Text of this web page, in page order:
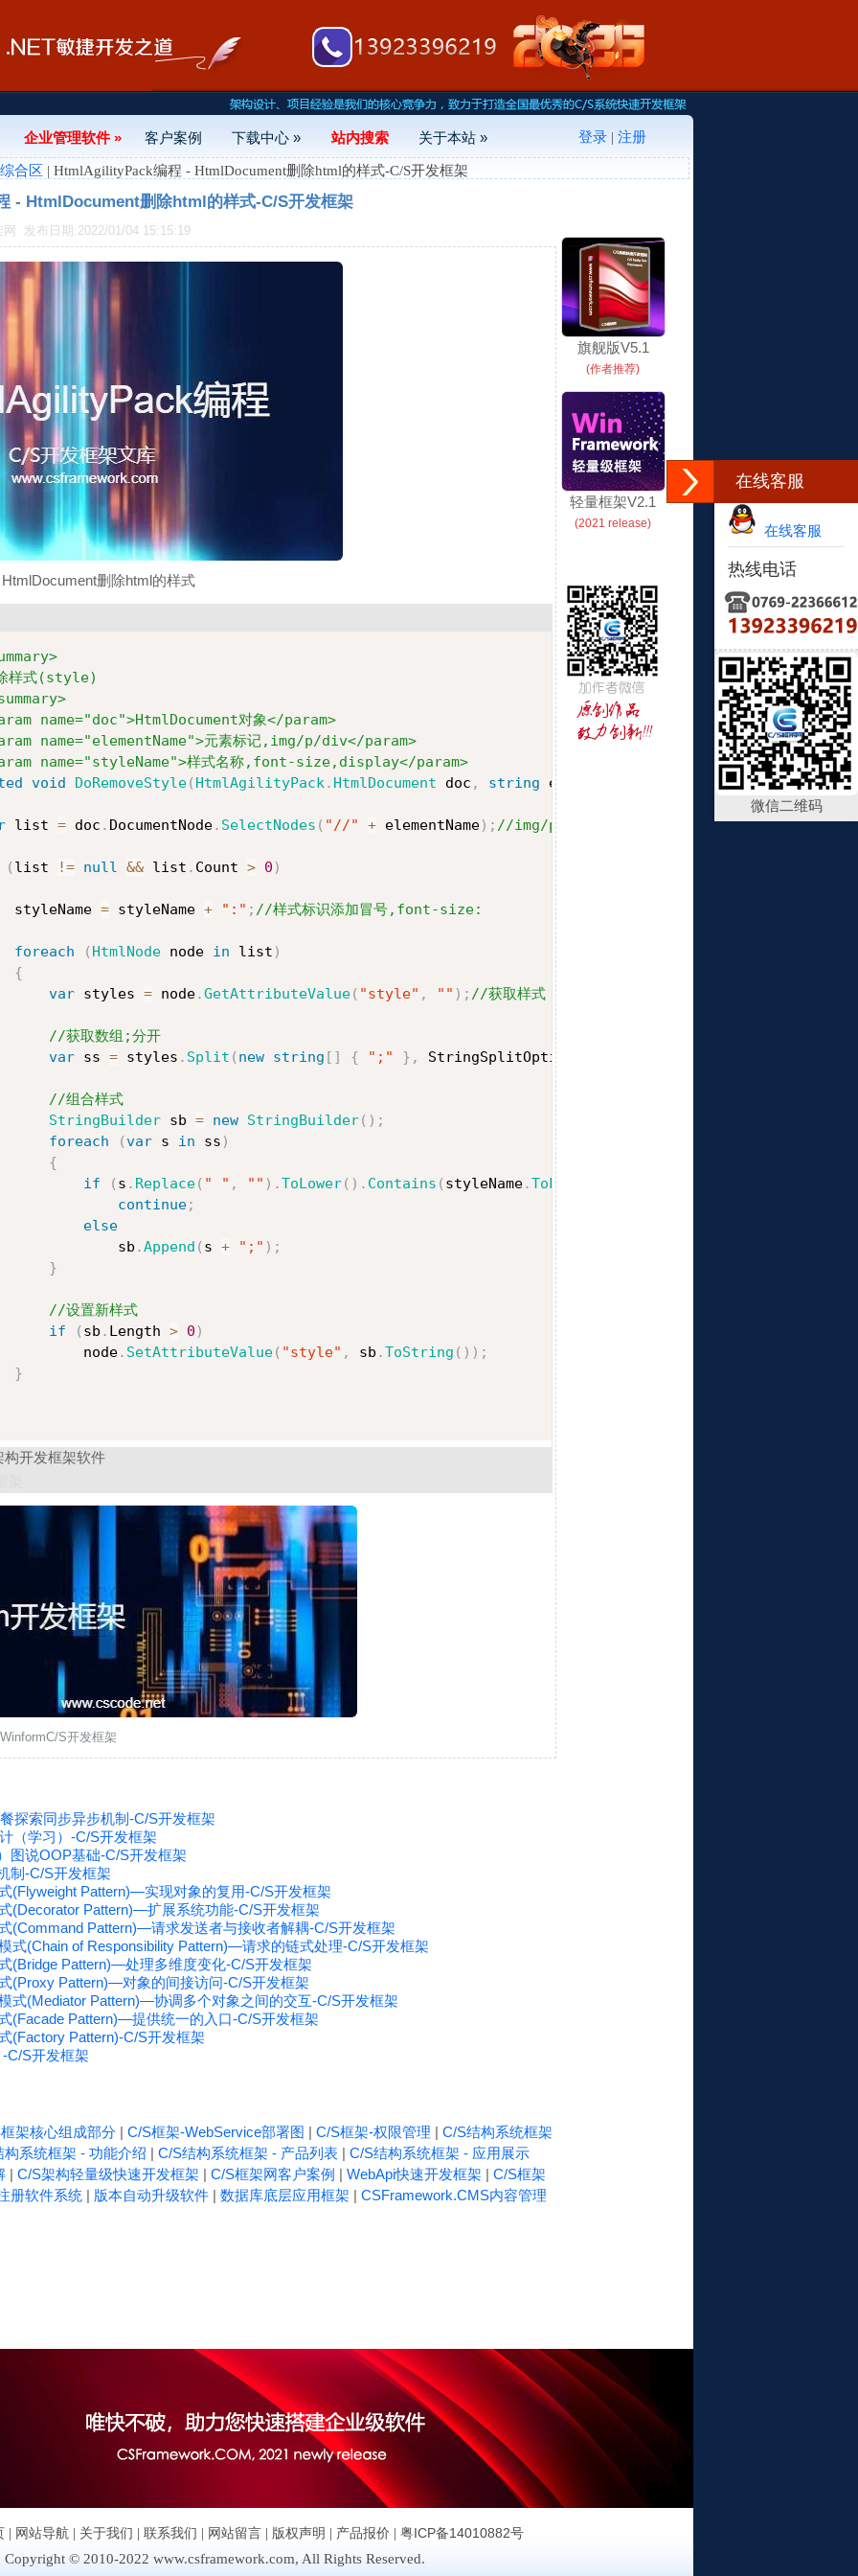
在线客服
在线客服
热线电话
微信二维码
企业管理软件 » 客户案例 下载中心 » 站内搜索 关于本站 » 登录| 注册
合区 | HtmlAgilityPack编程 - HtmlDocument删除html的样式-C/S开发框架
- HtmlDocument删除html的样式-C/S开发框架
发布日期:2022/01/04 15:15:19
删除html的样式
样式(style)
name="doc">HtmlDocument对象</param>
name="elementName">元素标记,img/p/div</param>
name="styleName">样式名称,font-size,display</param>
void DoRemoveStyle( HtmlAgilityPack . HtmlDocument doc , string elementName styleName)
list = doc . DocumentNode. SelectNodes ( "//" + elementName) ; //img/p/div
( list != null && list . Count > 0 )
styleName
= styleName + ":" ; //样式标识添加冒号,font-size:
foreach ( HtmlNode node in list )
{
var styles = node.GetAttributeValue( "style" , "" ) ; //获取样式
//获取数组;分开
var ss = styles . Split ( new string [ ] { ";" } , StringSplitOptions
//组合样式
StringBuilder sb = new StringBuilder( ) ;
foreach
(var s in ss )
{
if
( s . Replace( " " , "" ) .ToLower( ) . Contains ( styleName.ToLower
continue;
else
sb
.Append ( s + ";" ) ;
}
//设置新样式
if
( sb . Length > 0 )
node
. SetAttributeValue( "style" , sb .ToString ( ) ) ;
}
开发框架软件
S开发框架
探索同步异步机制-C/S开发框架
（学习）-C/S开发框架
图说OOP基础-C/S开发框架
制-C/S开发框架
(Flyweight Pattern)—实现对象的复用-C/S开发框架
(Decorator Pattern)—扩展系统功能-C/S开发框架
(Command Pattern)—请求发送者与接收者解耦-C/S开发框架
式(Chain of Responsibility Pattern)—请求的链式处理-C/S开发框架
(Bridge Pattern)—处理多维度变化-C/S开发框架
(Proxy Pattern)—对象的间接访问-C/S开发框架
式(Mediator Pattern)—协调多个对象之间的交互-C/S开发框架
(Facade Pattern)—提供统一的入口-C/S开发框架
(Factory Pattern)-C/S开发框架
C/S开发框架
架核心组成部分| C/S框架-WebService部署图 | C/S框架-权限管理 | C/S结构系统框架
构系统框架 - 功能介绍 | C/S结构系统框架 - 产品列表| C/S结构系统框架 - 应用展示
| C/S架构轻量级快速开发框架 | C/S框架网客户案例 | WebApi快速开发框架 | C/S框架
册软件系统| 版本自动升级软件| 数据库底层应用框架 | CSFramework.CMS内容管理
旗舰版V5.1
(作者推荐)
轻量框架V2.1
(2021 release)
| 网站导航 | 关于我们 | 联系我们 | 网站留言| 版权声明 | 产品报价 | 粤ICP备14010882号
Copyright © 2010-2022 www.csframework.com, All Rights Reserved.